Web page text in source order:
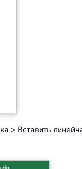
> Вставить